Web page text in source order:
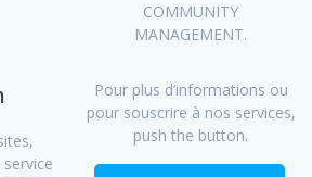
COMMUNITY
MANAGEMENT.
Pour plus d’informations ou
pour souscrire à nos services,
push the button.